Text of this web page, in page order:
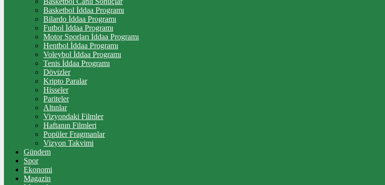
Basketbol İddaa Programı
Bilardo İddaa Programı
Futbol İddaa Programı
Motor Sporları İddaa Programı
Hentbol İddaa Programı
Voleybol İddaa Programı
Tenis İddaa Programı
Dövizler
Kripto Paralar
Hisseler
Pariteler
Altınlar
Vizyondaki Filmler
Haftanın Filmleri
Popüler Fragmanlar
Vizyon Takvimi
Gündem
Spor
Ekonomi
Magazin